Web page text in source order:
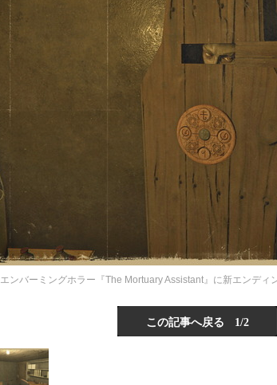
エンバーミングホラー『The Mortuary Assistant』に新エンディ
この記事へ戻る 1/2